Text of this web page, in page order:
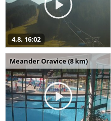
4.8. 16:02
Meander Oravice (8 km)